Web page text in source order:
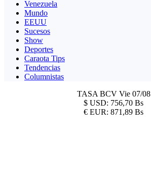
Venezuela
Mundo
EEUU
Sucesos
Show
Deportes
Caraota Tips
Tendencias
Columnistas
TASA BCV Vie 07/08
$ USD: 756,70 Bs
€ EUR: 871,89 Bs